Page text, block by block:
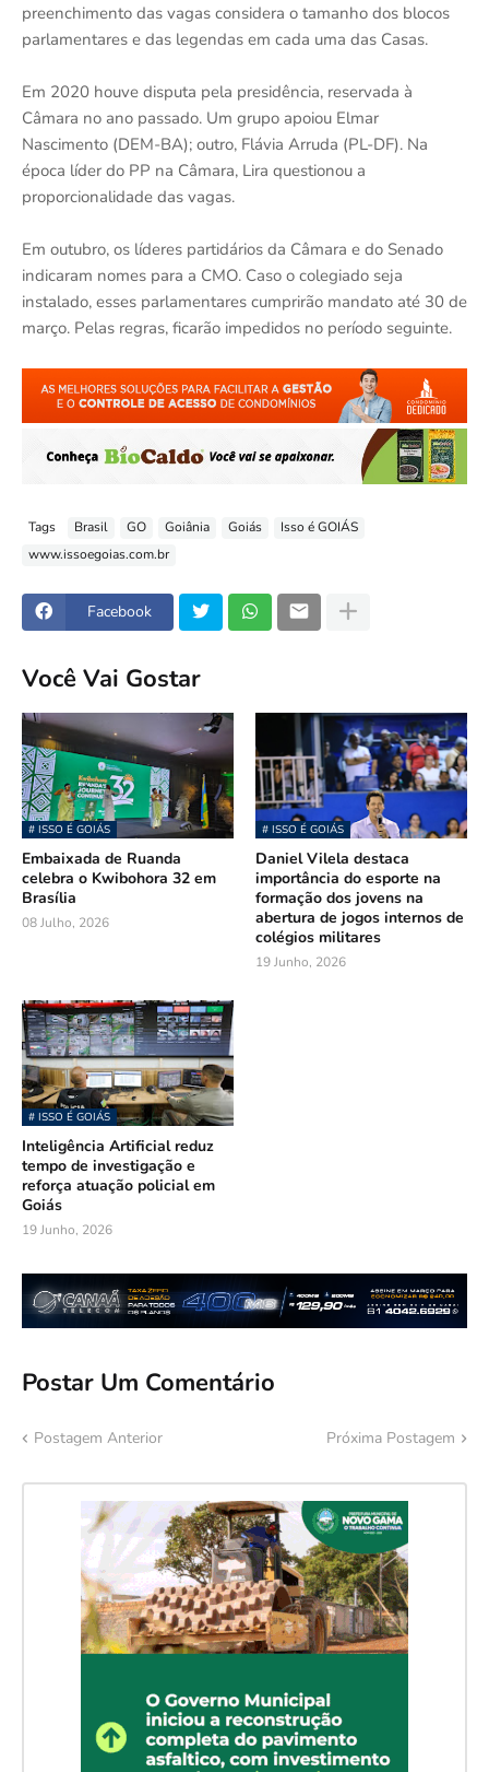
preenchimento das vagas considera o tamanho dos blocos
parlamentares e das legendas em cada uma das Casas.
Em 2020 houve disputa pela presidência, reservada à
Câmara no ano passado. Um grupo apoiou Elmar
Nascimento (DEM-BA); outro, Flávia Arruda (PL-DF). Na
época líder do PP na Câmara, Lira questionou a
proporcionalidade das vagas.
Em outubro, os líderes partidários da Câmara e do Senado
indicaram nomes para a CMO. Caso o colegiado seja
instalado, esses parlamentares cumprirão mandato até 30 de
março. Pelas regras, ficarão impedidos no período seguinte.
Tags Brasil GO Goiânia Goiás
Isso é GOIÁS
www.issoegoias.com.br
Facebook
Você Vai Gostar
# ISSO É GOIÁS
Embaixada de Ruanda
celebra o Kwibohora 32 em
Brasília
08 Julho, 2026
# ISSO É GOIÁS
Daniel Vilela destaca
importância do esporte na
formação dos jovens na
abertura de jogos internos de
colégios militares
19 Junho, 2026
# ISSO É GOIÁS
Inteligência Artificial reduz
tempo de investigação e
reforça atuação policial em
Goiás
19 Junho, 2026
Postar Um Comentário
Postagem Anterior Próxima Postagem